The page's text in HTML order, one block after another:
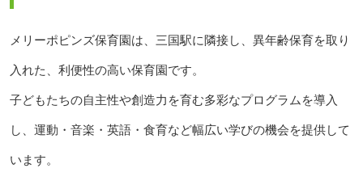
メリーポピンズ保育園は、三国駅に隣接し、異年齢保育を取り
入れた、利便性の高い保育園です。
子どもたちの自主性や創造力を育む多彩なプログラムを導入
し、運動・音楽・英語・食育など幅広い学びの機会を提供して
います。